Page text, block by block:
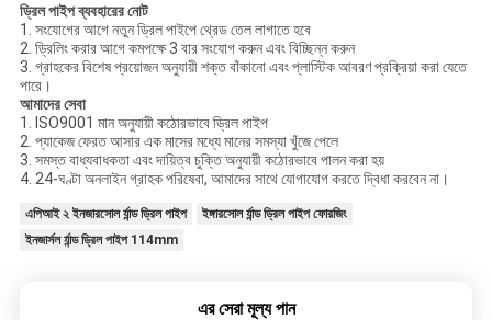
ড্রিল পাইপ ব্যবহারের নোট
1. সংযোগের আগে নতুন ড্রিল পাইপে থ্রেড তেল লাগাতে হবে
2. ড্রিলিং করার আগে কমপক্ষে 3 বার সংযোগ করুন এবং বিচ্ছিন্ন করুন
3. গ্রাহকের বিশেষ প্রয়োজন অনুযায়ী শক্ত বাঁকানো এবং প্লাস্টিক আবরণ প্রক্রিয়া করা যেতে
পারে।
আমাদের সেবা
1. ISO9001 মান অনুযায়ী কঠোরভাবে ড্রিল পাইপ
2. প্যাকেজ ফেরত আসার এক মাসের মধ্যে মানের সমস্যা খুঁজে পেলে
3. সমস্ত বাধ্যবাধকতা এবং দায়িত্ব চুক্তি অনুযায়ী কঠোরভাবে পালন করা হয়
4. 24-ঘণ্টা অনলাইন গ্রাহক পরিষেবা, আমাদের সাথে যোগাযোগ করতে দ্বিধা করবেন না।
এপিআই ২ ইনজারসোল র্যান্ড ড্রিল পাইপ
ইঙ্গারসোল র্যান্ড ড্রিল পাইপ ফোরজিং
ইনজার্সল র্যান্ড ড্রিল পাইপ 114mm
এর সেরা মূল্য পান